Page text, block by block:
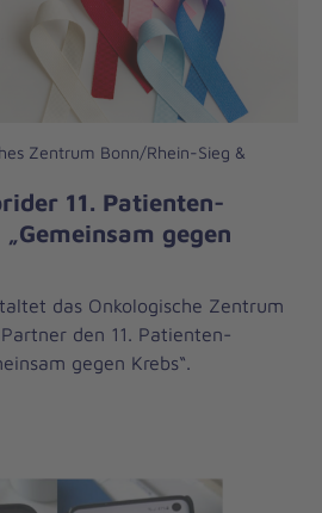
Zentrum Bonn/Rhein-Sieg &
11. Patienten-
gegen
das Onkologische Zentrum
den 11. Patienten-
gegen Krebs“.